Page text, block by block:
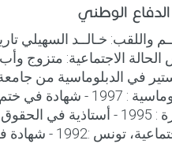
الدفاع الوطني
الاجتماعية: متزوج
في الدبلوماسية من
الدبلوماسية : 1997
للإدارة : 1995 - أستاذية